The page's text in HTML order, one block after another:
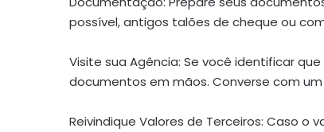
possível, antigos talões de cheque ou
Visite sua Agência: Se você identificar
documentos em mãos. Converse com
Reivindique Valores de Terceiros: Caso